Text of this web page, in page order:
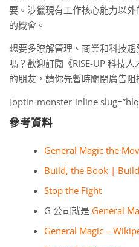
要。涉獵現有工作核心能力以
的機會。
想要多瞭解管理、商業和科技
嗎？歡迎訂閱《RISE-UP 科技
的朋友，請你先暫時關閉廣告阻
[optin-monster-inline
參考資料
General Magic the
Build, the Book |
Stop the Fight
G 公司就是 General
General Magic –